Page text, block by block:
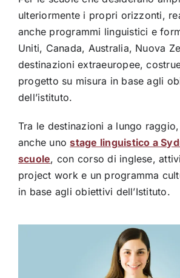
ulteriormente i propri orizzonti,
anche programmi linguistici e
Uniti, Canada, Australia, Nuova
destinazioni extraeuropee,
progetto su misura in base agli
dell’istituto.
Tra le destinazioni a lungo
anche unostage linguistico a
scuole, con corso di inglese,
project work e un programma
in base agli obiettivi dell’Istituto.